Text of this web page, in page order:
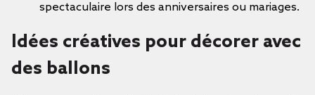
spectaculaire lors des anniversaires ou mariages.
Idées créatives pour décorer avec
des ballons